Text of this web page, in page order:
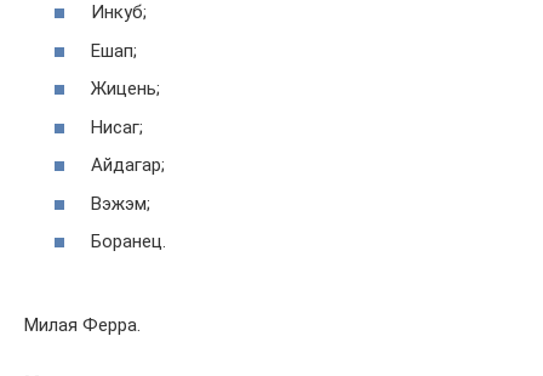
Инкуб;
Ешап;
Жицень;
Нисаг;
Айдагар;
Вэжэм;
Боранец.
Милая Ферра.